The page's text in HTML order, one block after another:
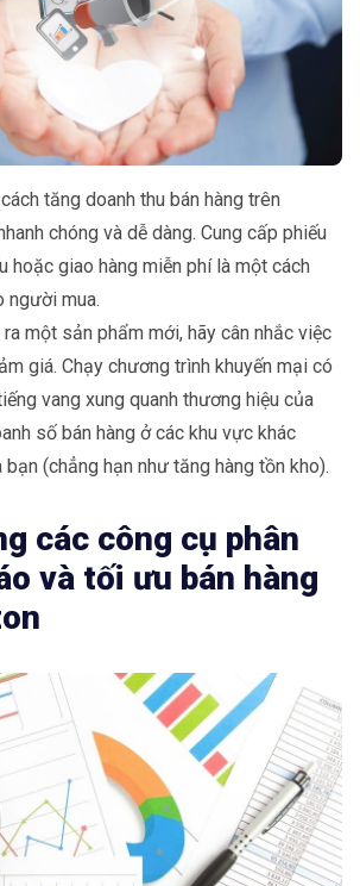
tăng doanh thu bán hàng trên
chóng và dễ dàng. Cung cấp phiếu
hoặc giao hàng miễn phí là một cách
người mua.
một sản phẩm mới, hãy cân nhắc việc
giá. Chạy chương trình khuyến mại có
vang xung quanh thương hiệu của
số bán hàng ở các khu vực khác
(chẳng hạn như tăng hàng tồn kho).
các công cụ phân
và tối ưu bán hàng